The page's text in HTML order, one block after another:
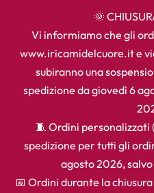
🌞
Vi informiamo che gli
www.iricamidelcuore.it e
subiranno una
spedizione da giovedì 6
🧵 Ordini
spedizione per tutti gli
agosto 2026,
📅 Ordini durante la